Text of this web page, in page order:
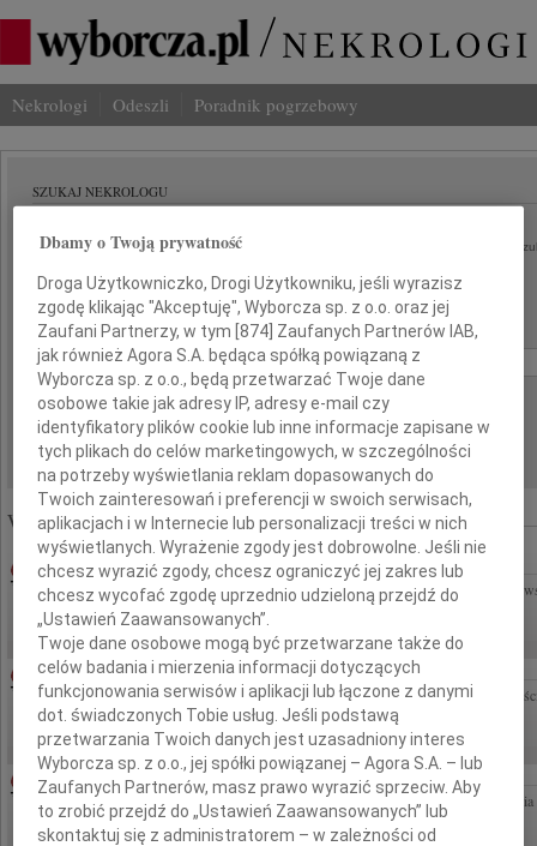
Nekrologi Odeszli Poradnik pogrzebowy
SZUKAJ NEKROLOGU
Miasto: Region:
Data:
od: do:
Liczba wyników na stronie:
Wyróżnione ogłoszenia:
07.08.2026WARSZAWA
Drogiemu Krzysztofowi Detynieckiemu składamy najszczersze wyrazy współczucia,
Mamy Łączymy się z Tobą i Twoimi Bliskimi w tych trudnych chwilach. Rodzina...
MAŁGORZATA KOŚCIELSKA07.08.2026WARSZAWA
Z wielkim bólem zawiadamiamy, że 3 sierpnia 2026 roku zmarła Prof. Małgorzata
klinicznej na Uniwersytecie Warszawskim i Uniwersytecie Kazimierza Wielkiego w...
07.08.2026WARSZAWA
Dziekanie Wydziału dr hab. Julii Kubisie, prof. ucz. wyrazy najgłębszego
społeczność Wydziału Socjologii Uniwersytetu...
Dbamy o Twoją prywatność
Droga Użytkowniczko, Drogi Użytkowniku, jeśli wyrazisz
zgodę klikając "Akceptuję", Wyborcza sp. z o.o. oraz jej
Zaufani Partnerzy, w tym [874 ] Zaufanych Partnerów IAB,
jak również Agora S.A. będąca spółką powiązaną z
Wyborcza sp. z o.o., będą przetwarzać Twoje dane
osobowe takie jak adresy IP, adresy e-mail czy
identyfikatory plików cookie lub inne informacje zapisane w
tych plikach do celów marketingowych, w szczególności
na potrzeby wyświetlania reklam dopasowanych do
Twoich zainteresowań i preferencji w swoich serwisach,
aplikacjach i w Internecie lub personalizacji treści w nich
wyświetlanych. Wyrażenie zgody jest dobrowolne. Jeśli nie
chcesz wyrazić zgody, chcesz ograniczyć jej zakres lub
chcesz wycofać zgodę uprzednio udzieloną przejdź do
„Ustawień Zaawansowanych”.
Twoje dane osobowe mogą być przetwarzane także do
celów badania i mierzenia informacji dotyczących
funkcjonowania serwisów i aplikacji lub łączone z danymi
dot. świadczonych Tobie usług. Jeśli podstawą
przetwarzania Twoich danych jest uzasadniony interes
Wyborcza sp. z o.o., jej spółki powiązanej – Agora S.A. – lub
Zaufanych Partnerów, masz prawo wyrazić sprzeciw. Aby
to zrobić przejdź do „Ustawień Zaawansowanych” lub
skontaktuj się z administratorem – w zależności od